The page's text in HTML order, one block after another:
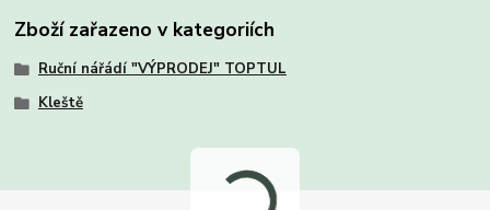
Zboží zařazeno v kategoriích
Ruční nářádí "VÝPRODEJ" TOPTUL
Kleště